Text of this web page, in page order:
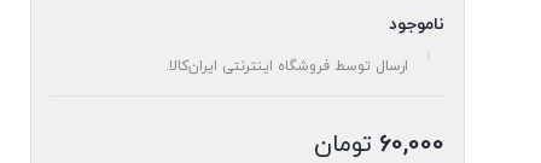
ناموجود
ارسال توسط فروشگاه اینترنتی ایران‌کالا.
60,000 تومان